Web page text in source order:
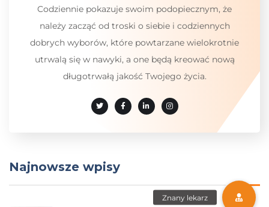
Codziennie pokazuje swoim podopiecznym, że
należy zacząć od troski o siebie i codziennych
dobrych wyborów, które powtarzane wielokrotnie
utrwalą się w nawyki, a one będą kreować nową
długotrwałą jakość Twojego życia.
Najnowsze wpisy